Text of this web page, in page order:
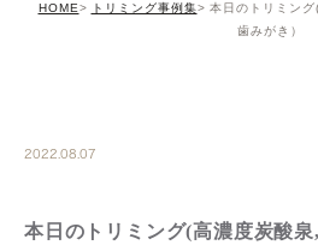
HOME トリミング事例集
本日のトリミン
歯みがき）
2022.08.07
本日のトリミング(高濃度炭酸